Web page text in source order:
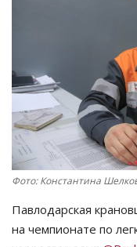
СПОРТ
Чек-лист
РАЗВЛЕЧЕНИЯ
Фото: Константина
Павлодарская
на чемпионате по